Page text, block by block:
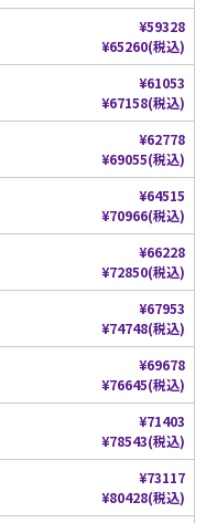
¥59328
¥65260(税込)
¥61053
¥67158(税込)
¥62778
¥69055(税込)
¥64515
¥70966(税込)
¥66228
¥72850(税込)
¥67953
¥74748(税込)
¥69678
¥76645(税込)
¥71403
¥78543(税込)
¥73117
¥80428(税込)